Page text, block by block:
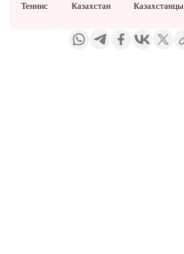
Теннис Казахстан Казахстанцы